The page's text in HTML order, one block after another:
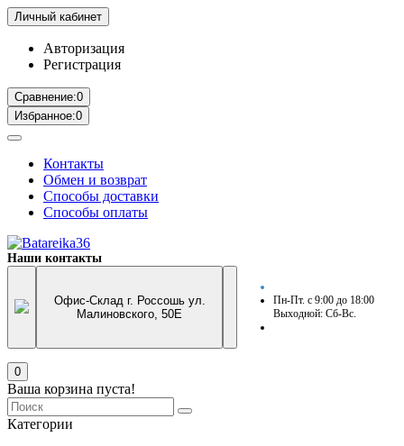
Личный кабинет
Авторизация
Регистрация
Сравнение:0
Избранное:0
Контакты
Обмен и возврат
Способы доставки
Способы оплаты
Наши контакты
Офис-Склад г. Россошь ул.
Малиновского, 50Е
Пн-Пт. с 9:00 до 18:00
Выходной: Сб-Вс.
0
Ваша корзина пуста!
Категории